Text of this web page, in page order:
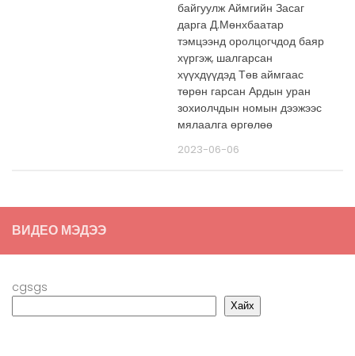
байгуулж Аймгийн Засаг
дарга Д.Мөнхбаатар
тэмцээнд оролцогчдод баяр
хүргэж, шалгарсан
хүүхдүүдэд Төв аймгаас
төрөн гарсан Ардын уран
зохиолчдын номын дээжээс
мялаалга өргөлөө
2023-06-06
ВИДЕО МЭДЭЭ
cgsgs
Хайх